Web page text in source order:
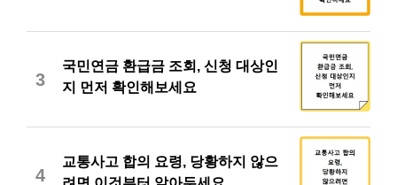
3
국민연금 환급금 조회, 신청 대상인
지 먼저 확인해보세요
4
교통사고 합의 요령, 당황하지 않으